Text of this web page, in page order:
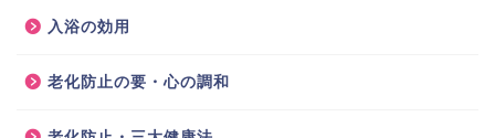
入浴の効用
老化防止の要・心の調和